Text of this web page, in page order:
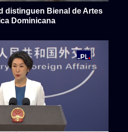
distinguen Bienal de Artes
Dominicana